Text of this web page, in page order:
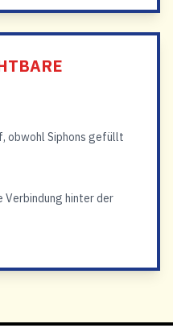
obwohl Siphons gefüllt
hinter der